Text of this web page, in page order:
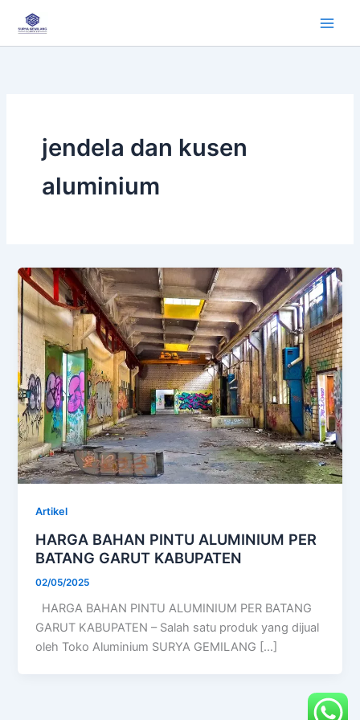
konten
jendela dan kusen
aluminium
Artikel
HARGA BAHAN PINTU ALUMINIUM PER
BATANG GARUT KABUPATEN
02/05/2025
HARGA BAHAN PINTU ALUMINIUM PER BATANG
GARUT KABUPATEN – Salah satu produk yang dijual
oleh Toko Aluminium SURYA GEMILANG […]